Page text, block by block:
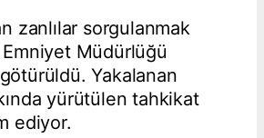
zanlılar sorgulanmak
Müdürlüğü
Yakalanan
yürütülen tahkikat
ediyor.